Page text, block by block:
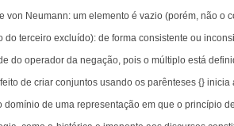
von Neumann: um elemento é vazio (porém, não o
do terceiro excluído): de forma consistente ou
do operador da negação, pois o múltiplo está
de criar conjuntos usando os parênteses {}
domínio de uma representação em que o princípio